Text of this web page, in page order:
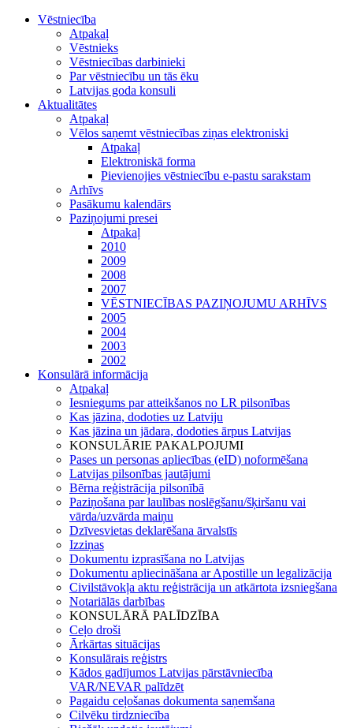
Vēstniecība
Atpakaļ
Vēstnieks
Vēstniecības darbinieki
Par vēstniecību un tās ēku
Latvijas goda konsuli
Aktualitātes
Atpakaļ
Vēlos saņemt vēstniecības ziņas elektroniski
Atpakaļ
Elektroniskā forma
Pievienojies vēstniecību e-pastu sarakstam
Arhīvs
Pasākumu kalendārs
Paziņojumi presei
Atpakaļ
2010
2009
2008
2007
VĒSTNIECĪBAS PAZIŅOJUMU ARHĪVS
2005
2004
2003
2002
Konsulārā informācija
Atpakaļ
Iesniegums par atteikšanos no LR pilsonības
Kas jāzina, dodoties uz Latviju
Kas jāzina un jādara, dodoties ārpus Latvijas
KONSULĀRIE PAKALPOJUMI
Pases un personas apliecības (eID) noformēšana
Latvijas pilsonības jautājumi
Bērna reģistrācija pilsonībā
Paziņošana par laulības noslēgšanu/šķiršanu vai
vārda/uzvārda maiņu
Dzīvesvietas deklarēšana ārvalstīs
Izziņas
Dokumentu izprasīšana no Latvijas
Dokumentu apliecināšana ar Apostille un legalizācija
Civilstāvokļa aktu reģistrācija un atkārtota izsniegšana
Notariālās darbības
KONSULĀRĀ PALĪDZĪBA
Ceļo droši
Ārkārtas situācijas
Konsulārais reģistrs
Kādos gadījumos Latvijas pārstāvniecība
VAR/NEVAR palīdzēt
Pagaidu ceļošanas dokumenta saņemšana
Cilvēku tirdzniecība